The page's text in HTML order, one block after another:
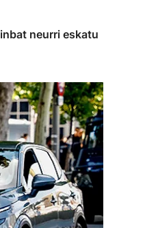
neurri eskatu